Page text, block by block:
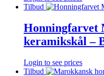
Tilbud
Honningfarvet
keramikskål –
Login to see prices
Tilbud